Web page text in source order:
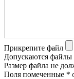
Прикрепите файл
Допускаются файлы
Размер файла не
Поля помеченные *